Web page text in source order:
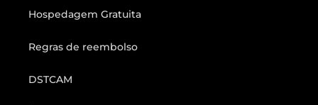
Hospedagem Gratuita
Regras de reembolso
DSTCAM